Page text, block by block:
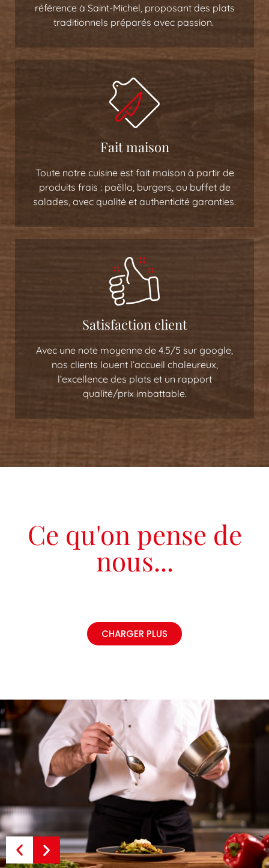
référence à Saint-Michel, proposant des plats
traditionnels préparés avec passion.
Fait maison
Toute notre cuisine est fait maison à partir de
produits frais : paëlla, burgers, ou buffet de
salades, avec qualité et authenticité garanties.
Satisfaction client
Avec une note moyenne de 4.5/5 sur google,
nos clients louent l’accueil chaleureux,
l’excellence des plats et un rapport
qualité/prix imbattable.
Ce qu'on pense de
nous...
CHARGER PLUS